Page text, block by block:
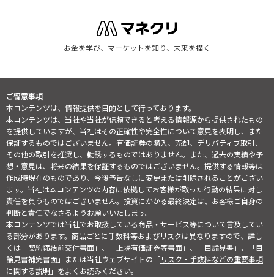
お金を学び、マーケットを知り、未来を描く
ご留意事項
本コンテンツは、情報提供を目的として行っております。
本コンテンツは、当社や当社が信頼できると考える情報源から提供されたもの
を提供していますが、当社はその正確性や完全性について意見を表明し、また
保証するものではございません。有価証券の購入、売却、デリバティブ取引、
その他の取引を推奨し、勧誘するものではありません。また、過去の実績や予
想・意見は、将来の結果を保証するものではございません。提供する情報等は
作成時現在のものであり、今後予告なしに変更または削除されることがござい
ます。当社は本コンテンツの内容に依拠してお客様が取った行動の結果に対し
責任を負うものではございません。投資にかかる最終決定は、お客様ご自身の
判断と責任でなさるようお願いいたします。
本コンテンツでは当社でお取扱している商品・サービス等について言及してい
る部分があります。商品ごとに手数料等およびリスクは異なりますので、詳し
くは「契約締結前交付書面」、「上場有価証券等書面」、「目論見書」、「目
論見書補完書面」または当社ウェブサイトの「リスク・手数料などの重要事項
に関する説明」をよくお読みください。